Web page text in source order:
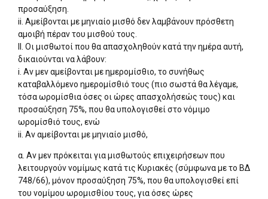
προσαύξηση.
ii. Αμείβονται με μηνιαίο μισθό δεν λαμβάνουν πρόσθετη
αμοιβή πέραν του μισθού τους.
II. Οι μισθωτοί που θα απασχοληθούν κατά την ημέρα αυτή,
δικαιούνται να λάβουν:
i. Αν μεν αμείβονται με ημερομίσθιο, το συνήθως
καταβαλλόμενο ημερομίσθιό τους (πιο σωστά θα λέγαμε,
τόσα ωρομίσθια όσες οι ώρες απασχολήσεώς τους) και
προσαύξηση 75%, που θα υπολογισθεί στο νόμιμο
ωρομίσθιό τους, ενώ
ii. Αν αμείβονται με μηνιαίο μισθό,
α. Αν μεν πρόκειται για μισθωτούς επιχειρήσεων που
λειτουργούν νομίμως κατά τις Κυριακές (σύμφωνα με το ΒΔ
748/66), μόνον προσαύξηση 75%, που θα υπολογισθεί επί
του νομίμου ωρομισθίου τους, για όσες ώρες